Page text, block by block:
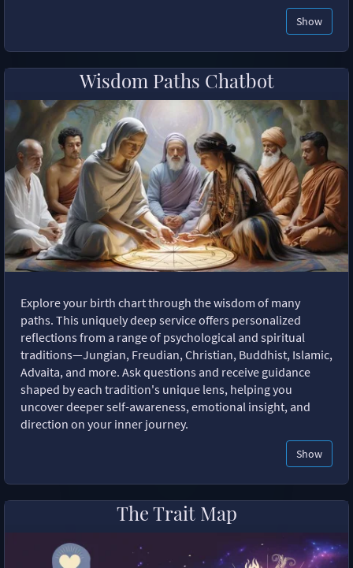
Show
Wisdom Paths Chatbot
Explore your birth chart through the wisdom of many
paths. This uniquely deep service offers personalized
reflections from a range of psychological and spiritual
traditions—Jungian, Freudian, Christian, Buddhist, Islamic,
Advaita, and more. Ask questions and receive guidance
shaped by each tradition's unique lens, helping you
uncover deeper self-awareness, emotional insight, and
direction on your inner journey.
Show
The Trait Map